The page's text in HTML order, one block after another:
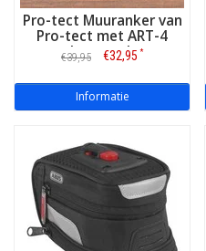
Pro-tect Muuranker van
Pro-tect met ART-4
keurmerk
€39,95 €32,95 *
Informatie